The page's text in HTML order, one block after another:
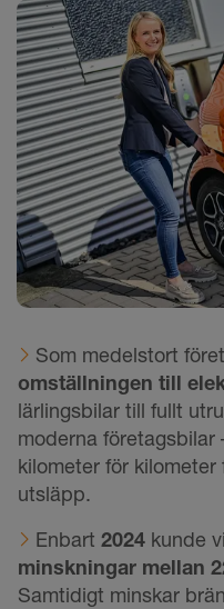
Som medelstort
omställningen till
lärlingsbilar till fullt
moderna företagsbilar
kilometer för
utsläpp.
Enbart 2024 kunde
minskningar mellan
Samtidigt minskar